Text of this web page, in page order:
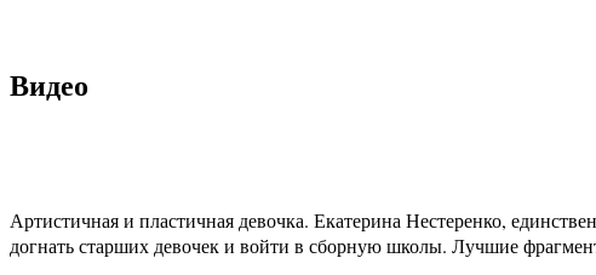
Видео
Артистичная и пластичная девочка. Екатерина Нестеренко,
догнать старших девочек и войти в сборную школы. Лучшие